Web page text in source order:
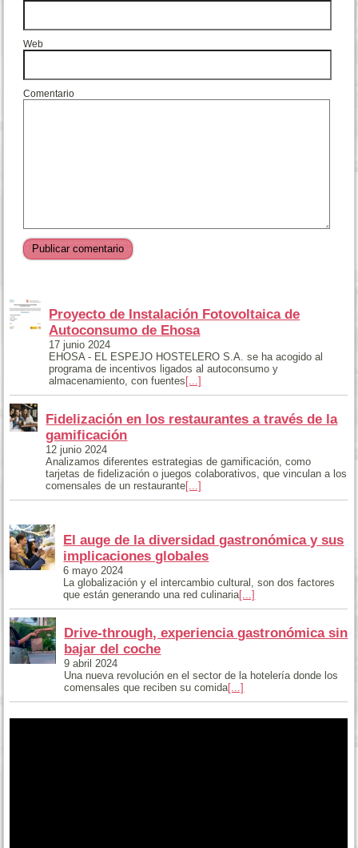
Web
Comentario
Proyecto de Instalación Fotovoltaica de
Autoconsumo de Ehosa
17 junio 2024
EHOSA - EL ESPEJO HOSTELERO S.A. se ha acogido al
programa de incentivos ligados al autoconsumo y
almacenamiento, con fuentes[...]
Fidelización en los restaurantes a través de la
gamificación
12 junio 2024
Analizamos diferentes estrategias de gamificación, como
tarjetas de fidelización o juegos colaborativos, que vinculan a los
comensales de un restaurante[...]
El auge de la diversidad gastronómica y sus
implicaciones globales
6 mayo 2024
La globalización y el intercambio cultural, son dos factores
que están generando una red culinaria[...]
Drive-through, experiencia gastronómica sin
bajar del coche
9 abril 2024
Una nueva revolución en el sector de la hotelería donde los
comensales que reciben su comida[...]